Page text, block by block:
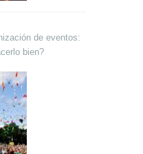
de eventos:
bien?